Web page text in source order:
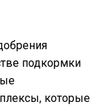
подкормки
которые